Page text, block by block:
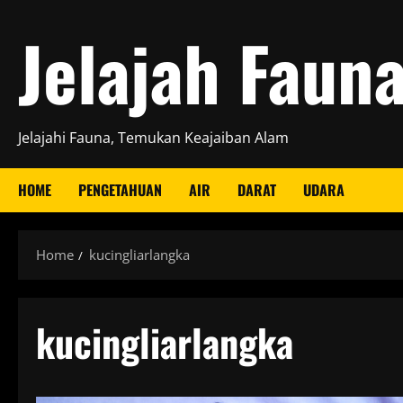
content
Jelajah
Jelajahi Fauna, Temukan Keajaiban Alam
HOME PENGETAHUAN AIR DARAT UDARA
Home kucingliarlangka
kucingliarlangka